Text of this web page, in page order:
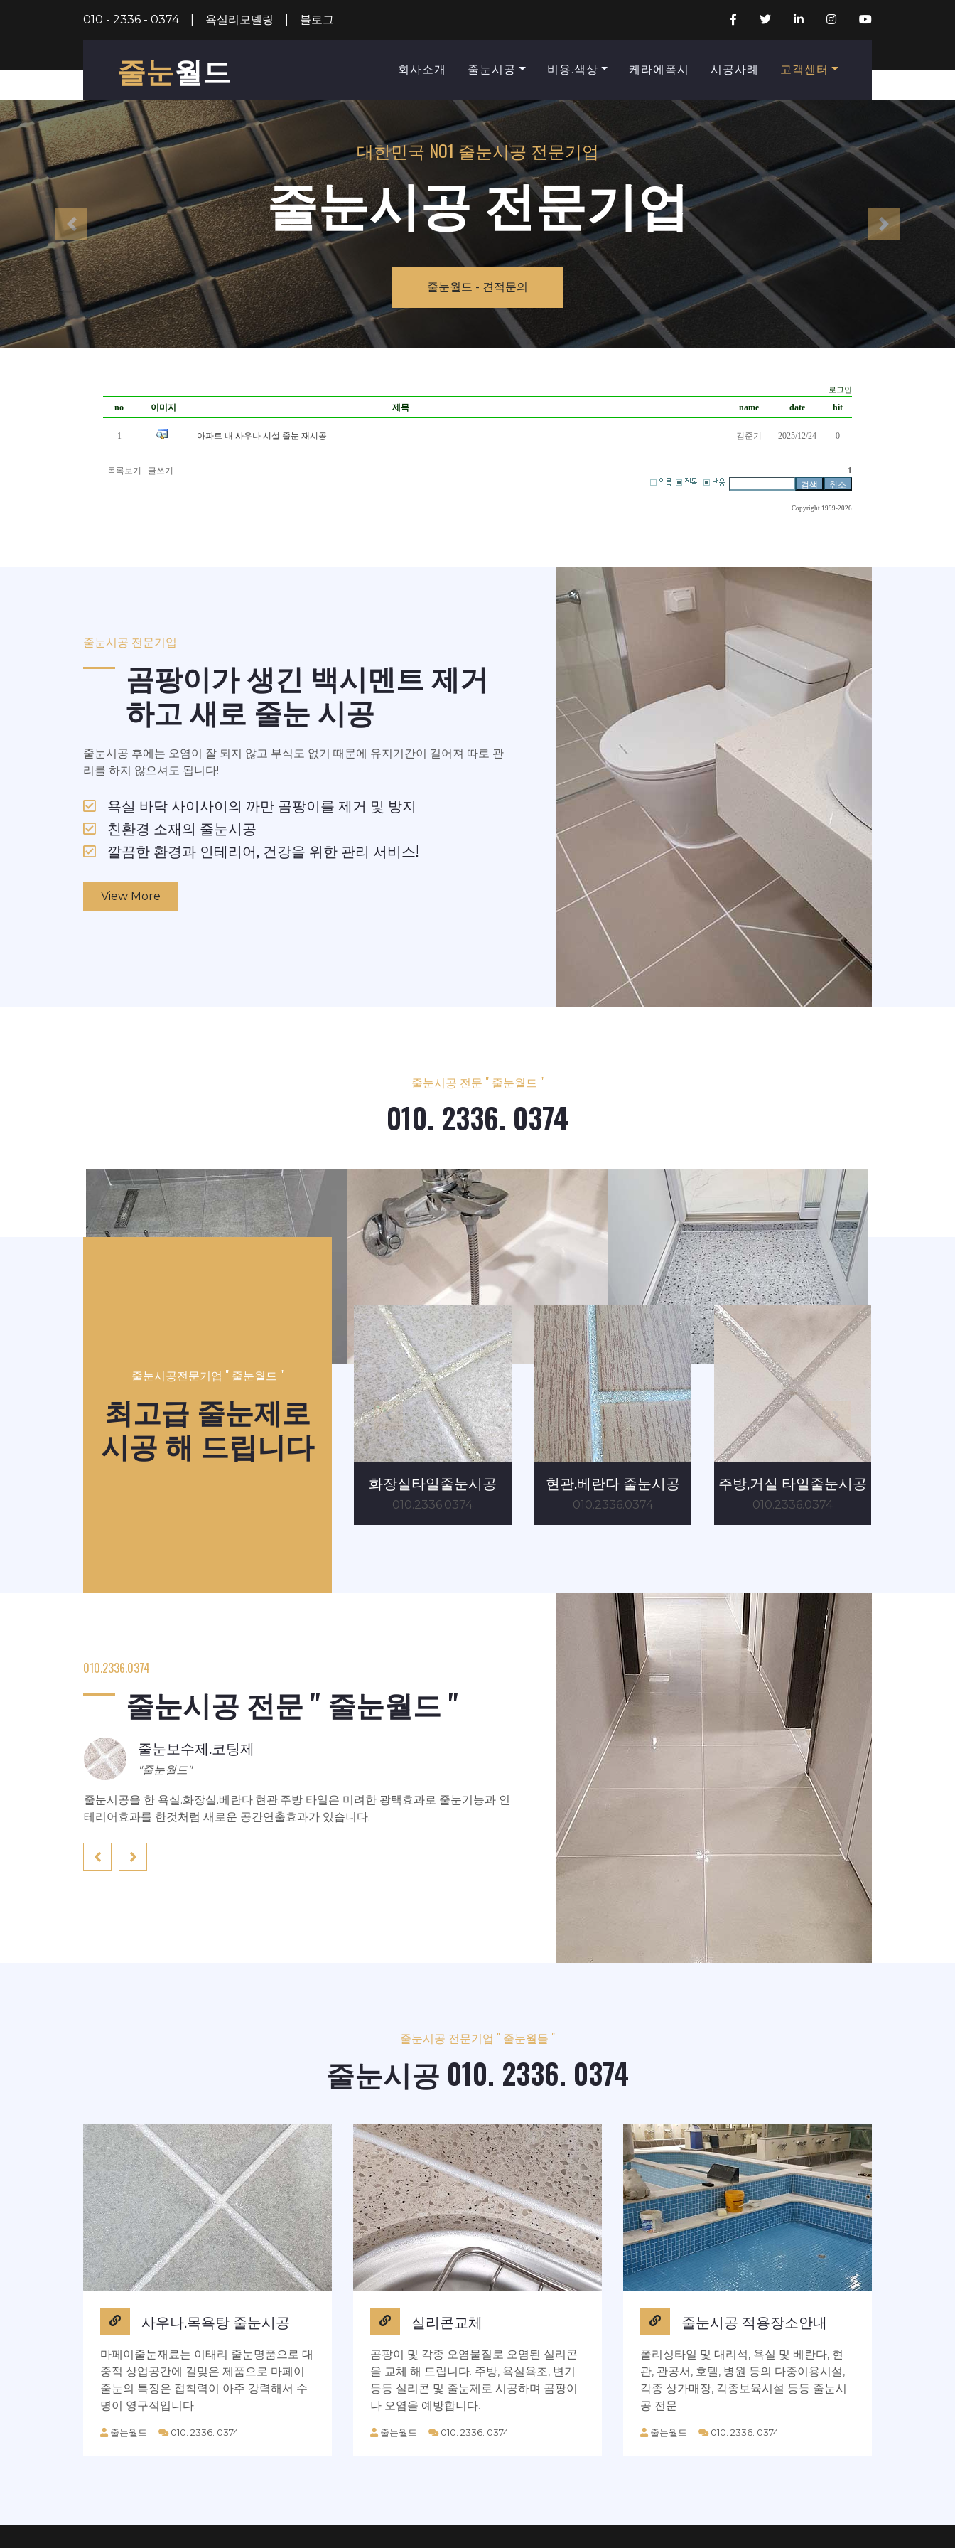
010 - 2336 - 0374 욕실리모델링 블로그
줄눈월드 회사소개 줄눈시공 비용.색상 케라에폭시 시공사례 고객센터
대한민국 NO1 줄눈시공 전문기업
줄눈시공 전문기업
줄눈월드 - 견적문의
줄눈시공 전문기업
곰팡이가 생긴 백시멘트 제거
하고 새로 줄눈 시공
줄눈시공 후에는 오염이 잘 되지 않고 부식도 없기 때문에 유지기간이 길어져 따로 관
리를 하지 않으셔도 됩니다!
욕실 바닥 사이사이의 까만 곰팡이를 제거 및 방지
친환경 소재의 줄눈시공
깔끔한 환경과 인테리어, 건강을 위한 관리 서비스!
View More
줄눈시공 전문 " 줄눈월드 "
010. 2336. 0374
줄눈시공 - 줄눈월드 줄눈시공 - 줄눈월드 줄눈시공 - 줄눈월드
줄눈시공 - 줄눈월드 줄눈시공 - 줄눈월드 줄눈시공 - 줄눈월드
줄눈시공전문기업 " 줄눈월드 "
최고급 줄눈제로
시공 해 드립니다
현관.베란다 줄눈시공
010.2336.0374
주방,거실 타일줄눈시공
010.2336.0374
욕실타일 줄눈시공
010.2336.0374
010.2336.0374
줄눈시공 전문 " 줄눈월드 "
미스틱 실버
타일색과의 조화
줄눈월드 - 욕실 바닥 사이사이의 까만 곰팡이 및 오염 방지가 효과적이며 표면광택 유
지됩니다. 청소가 용이하고 위생적이며 최고의 인테리어 효과를 가질 수 있습니다.
줄눈보수제.코팅제
"줄눈월드"
줄눈시공을 한 욕실.화장실.베란다.현관.주방 타일은 미려한 광택효과로 줄눈기능과 인
테리어효과를 한것처럼 새로운 공간연출효과가 있습니다.
줄눈시공 전문기업 " 줄눈월들 "
줄눈시공 010. 2336. 0374
사우나.목욕탕 줄눈시공
마페이줄눈재료는 이태리 줄눈명품으로 대
중적 상업공간에 걸맞은 제품으로 마페이
줄눈의 특징은 접착력이 아주 강력해서 수
명이 영구적입니다.
줄눈월드 010. 2336. 0374
실리콘교체
곰팡이 및 각종 오염물질로 오염된 실리콘
을 교체 해 드립니다. 주방, 욕실욕조, 변기
등등 실리콘 및 줄눈제로 시공하며 곰팡이
나 오염을 예방합니다.
줄눈월드 010. 2336. 0374
줄눈시공 적용장소안내
폴리싱타일 및 대리석, 욕실 및 베란다, 현
관, 관공서, 호텔, 병원 등의 다중이용시설,
각종 상가매장, 각종보육시설 등등 줄눈시
공 전문
줄눈월드 010. 2336. 0374